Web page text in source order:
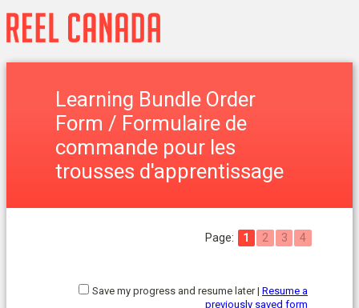
Learning Bundle Order
Form / Formulaire de
commande pour les
trousses d'apprentissage
Page: 1 2 3 4
Save my progress and resume later| Resume a
previously saved form